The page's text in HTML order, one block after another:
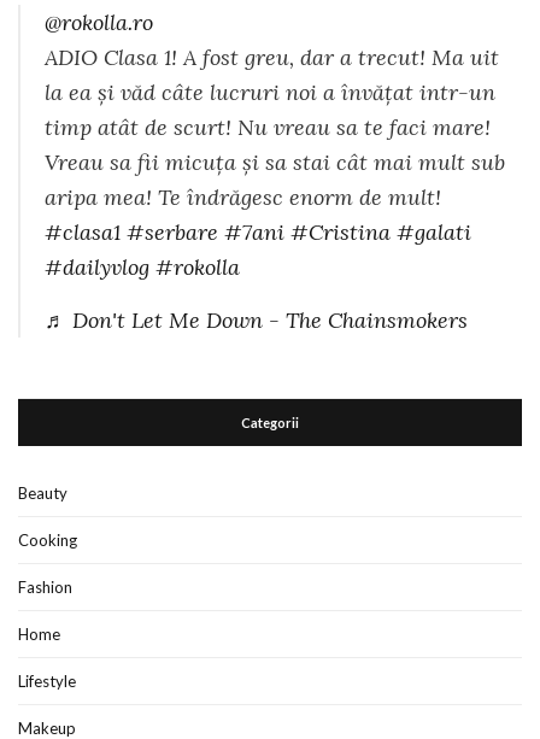
@rokolla.ro
ADIO Clasa 1! A fost greu, dar a trecut! Ma uit
la ea și văd câte lucruri noi a învățat intr-un
timp atât de scurt! Nu vreau sa te faci mare!
Vreau sa fii micuța și sa stai cât mai mult sub
aripa mea! Te îndrăgesc enorm de mult!
#clasa1 #serbare #7ani #Cristina #galati
#dailyvlog #rokolla
♬ Don't Let Me Down - The Chainsmokers
Categorii
Beauty
Cooking
Fashion
Home
Lifestyle
Makeup